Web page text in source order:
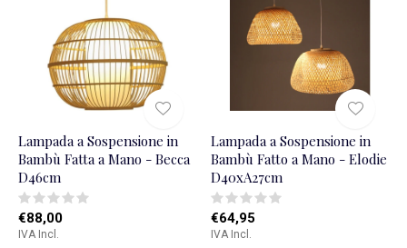
Lampada a Sospensione in
Bambù Fatta a Mano - Becca
D46cm
€88,00
IVA Incl.
Lampada a Sospensione in
Bambù Fatto a Mano - Elodie
D40xA27cm
€64,95
IVA Incl.